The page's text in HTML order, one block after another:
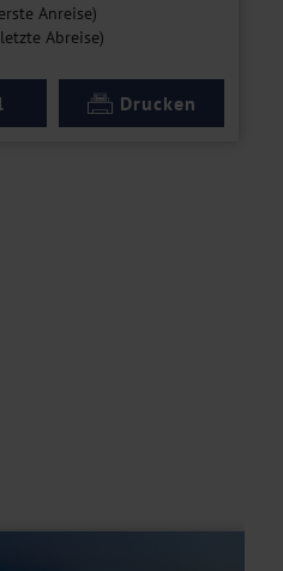
Anreise)
Abreise)
Drucken